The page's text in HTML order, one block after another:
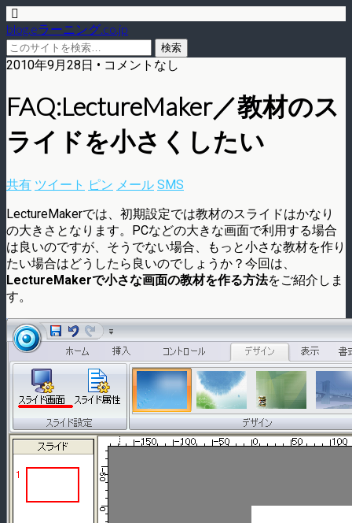
blog.eラーニング.co.jp
2010年9月28日 • コメントなし
FAQ:LectureMaker／教材のス
ライドを小さくしたい
共有 ツイート ピン メール SMS
LectureMakerでは、初期設定では教材のスライドはかなり
の大きさとなります。PCなどの大きな画面で利用する場合
は良いのですが、そうでない場合、もっと小さな教材を作り
たい場合はどうしたら良いのでしょうか？今回は、
LectureMakerで小さな画面の教材を作る方法をご紹介しま
す。